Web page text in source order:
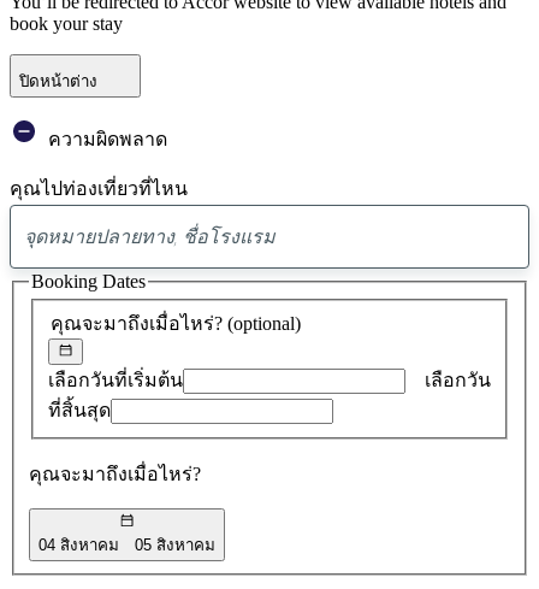
book your stay
ปิดหน้าต่าง
ความผิดพลาด
คุณไปท่องเที่ยวที่ไหน
พบ
ข้อ
เสนอ
0
คุณจะมาถึงเมื่อไหร่? (optional)
เลือกวันที่เริ่มต้น
เลือกวัน
ที่สิ้นสุด
คุณจะมาถึงเมื่อไหร่?
04 สิงหาคม 05 สิงหาคม
Booking Dates